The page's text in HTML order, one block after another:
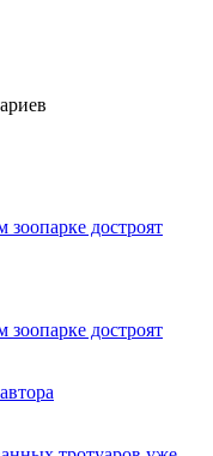
достроят
достроят